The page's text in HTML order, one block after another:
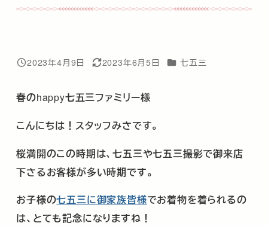
投稿日
2023年4月9日
更新日
2023年6月5日 カテゴリー
七五三
春のhappy七五三ファミリー様
こんにちは！スタッフみさです。
桜満開のこの時期は、七五三や七五三撮影で御来店
下さるお客様が多い時期です。
お子様の七五三に御家族皆様でお着物を着られるの
は、とても記念になりますね！